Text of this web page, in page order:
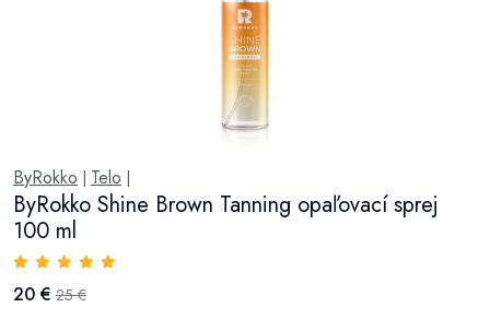
ByRokko Telo
ByRokko Shine Brown Tanning opaľovací sprej
100 ml
20 € 25 €